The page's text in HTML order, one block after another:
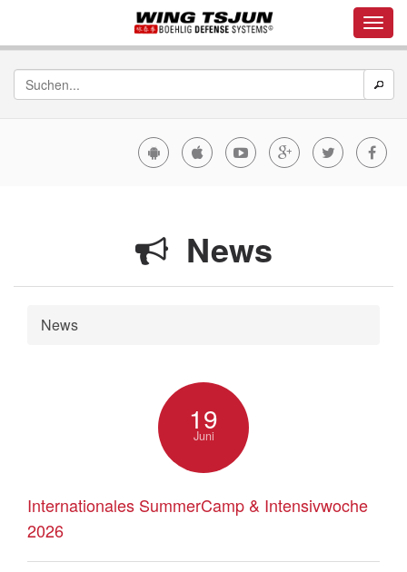
News
News
19
Juni
Internationales SummerCamp & Intensivwoche
2026